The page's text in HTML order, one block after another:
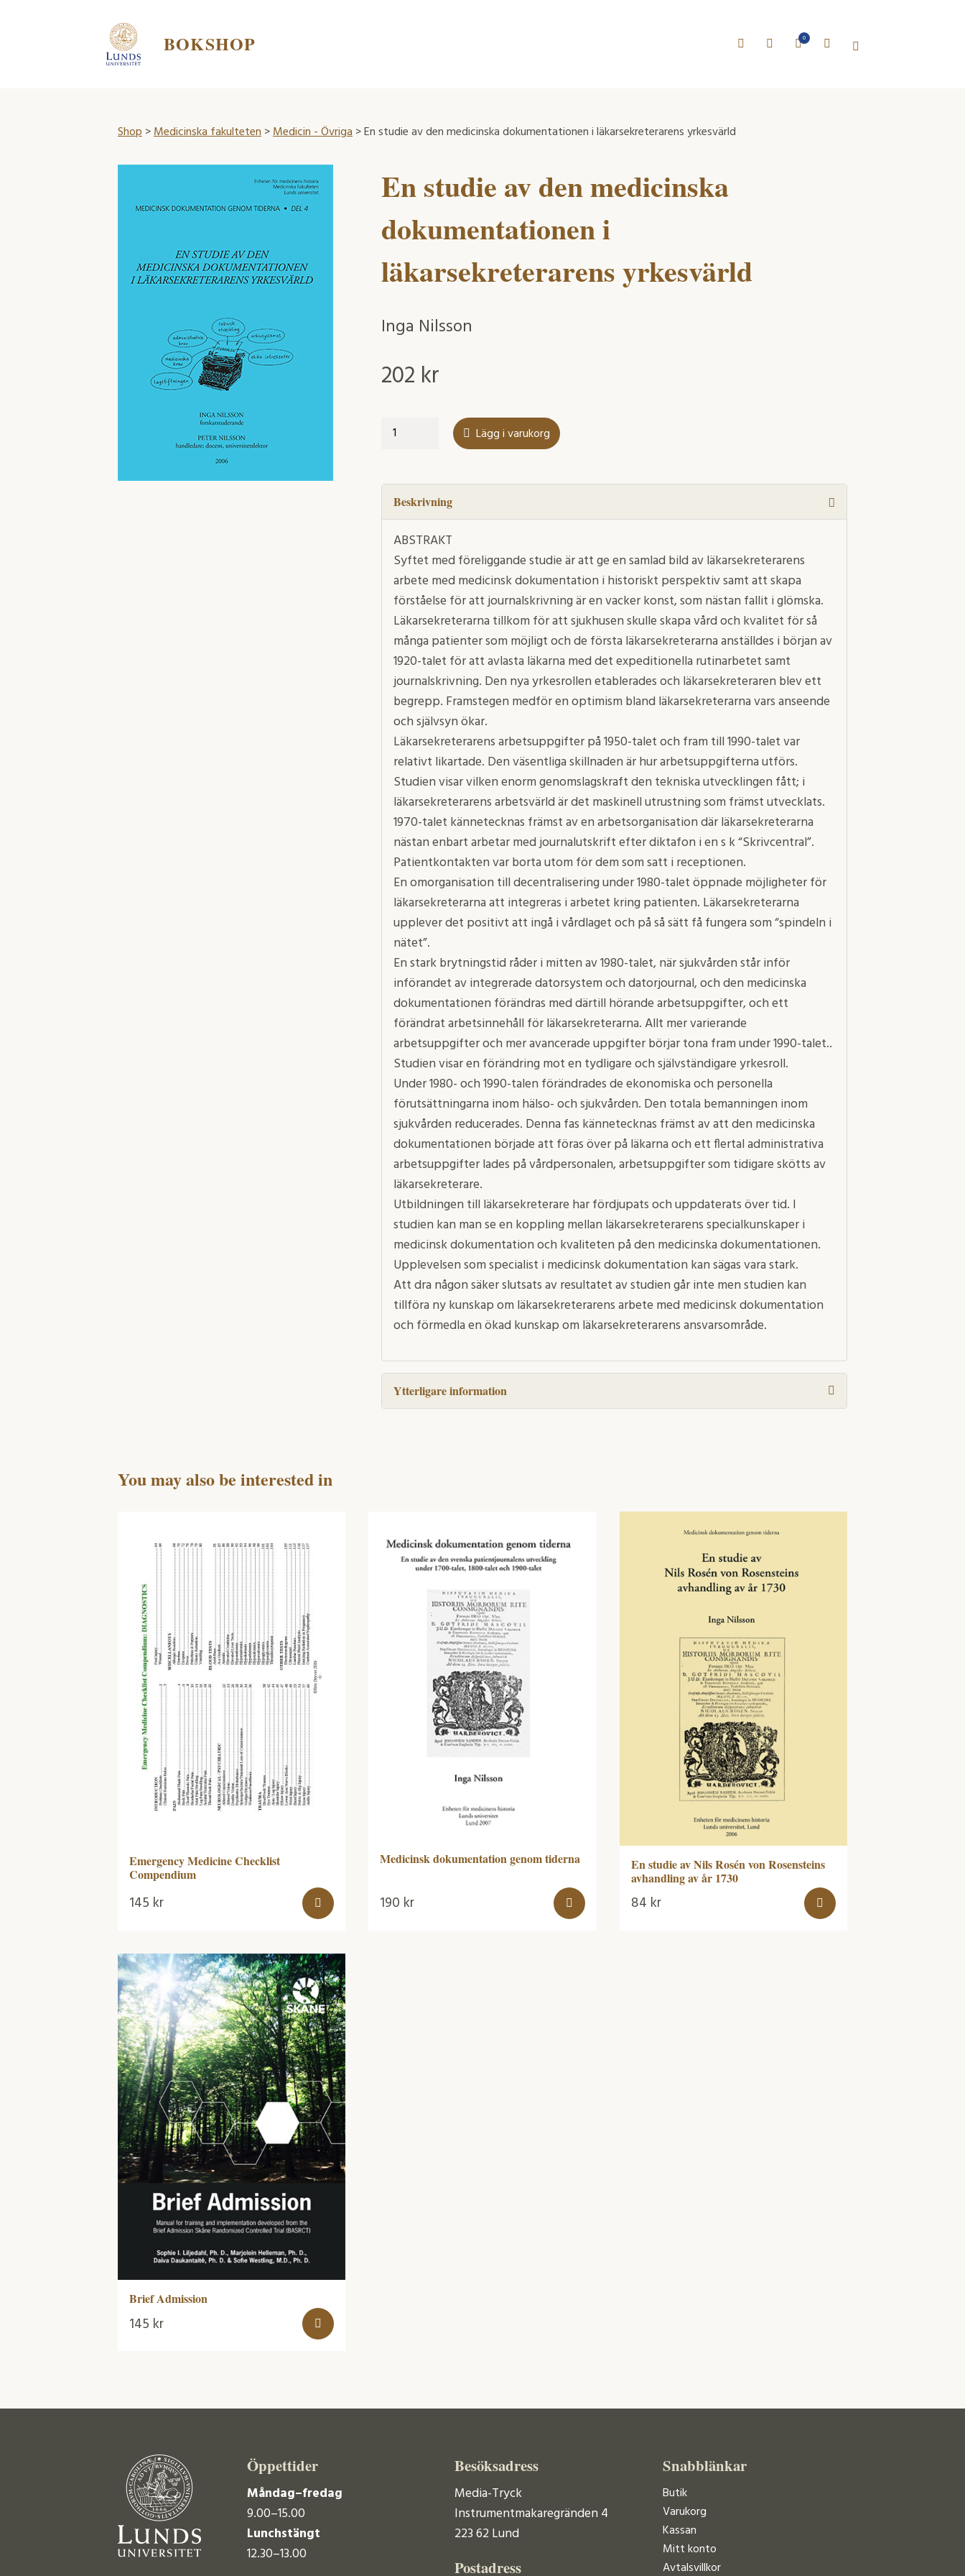
BOKSHOP 0
Shop>Medicinska fakulteten>Medicin - Övriga> En studie av den medicinska dokumentationen i läkarsekreterarens yrkesvärld
En studie av den medicinska
dokumentationen i
läkarsekreterarens yrkesvärld
Inga Nilsson
202 kr
den
medicinska
dokumentationen
läkarsekreterarens
yrkesvärld
mängd
Lägg i varukorg
Beskrivning
ABSTRAKT
Syftet med föreliggande studie är att ge en samlad bild av läkarsekreterarens
arbete med medicinsk dokumentation i historiskt perspektiv samt att skapa
förståelse för att journalskrivning är en vacker konst, som nästan fallit i glömska.
Läkarsekreterarna tillkom för att sjukhusen skulle skapa vård och kvalitet för så
många patienter som möjligt och de första läkarsekreterarna anställdes i början av
1920-talet för att avlasta läkarna med det expeditionella rutinarbetet samt
journalskrivning. Den nya yrkesrollen etablerades och läkarsekreteraren blev ett
begrepp. Framstegen medför en optimism bland läkarsekreterarna vars anseende
och självsyn ökar.
Läkarsekreterarens arbetsuppgifter på 1950-talet och fram till 1990-talet var
relativt likartade. Den väsentliga skillnaden är hur arbetsuppgifterna utförs.
Studien visar vilken enorm genomslagskraft den tekniska utvecklingen fått; i
läkarsekreterarens arbetsvärld är det maskinell utrustning som främst utvecklats.
1970-talet kännetecknas främst av en arbetsorganisation där läkarsekreterarna
nästan enbart arbetar med journalutskrift efter diktafon i en s k “Skrivcentral”.
Patientkontakten var borta utom för dem som satt i receptionen.
En omorganisation till decentralisering under 1980-talet öppnade möjligheter för
läkarsekreterarna att integreras i arbetet kring patienten. Läkarsekreterarna
upplever det positivt att ingå i vårdlaget och på så sätt få fungera som “spindeln i
nätet”.
En stark brytningstid råder i mitten av 1980-talet, när sjukvården står inför
införandet av integrerade datorsystem och datorjournal, och den medicinska
dokumentationen förändras med därtill hörande arbetsuppgifter, och ett
förändrat arbetsinnehåll för läkarsekreterarna. Allt mer varierande
arbetsuppgifter och mer avancerade uppgifter börjar tona fram under 1990-talet..
Studien visar en förändring mot en tydligare och självständigare yrkesroll.
Under 1980- och 1990-talen förändrades de ekonomiska och personella
förutsättningarna inom hälso- och sjukvården. Den totala bemanningen inom
sjukvården reducerades. Denna fas kännetecknas främst av att den medicinska
dokumentationen började att föras över på läkarna och ett flertal administrativa
arbetsuppgifter lades på vårdpersonalen, arbetsuppgifter som tidigare skötts av
läkarsekreterare.
Utbildningen till läkarsekreterare har fördjupats och uppdaterats över tid. I
studien kan man se en koppling mellan läkarsekreterarens specialkunskaper i
medicinsk dokumentation och kvaliteten på den medicinska dokumentationen.
Upplevelsen som specialist i medicinsk dokumentation kan sägas vara stark.
Att dra någon säker slutsats av resultatet av studien går inte men studien kan
tillföra ny kunskap om läkarsekreterarens arbete med medicinsk dokumentation
och förmedla en ökad kunskap om läkarsekreterarens ansvarsområde.
Ytterligare information
You may also be interested in
Emergency Medicine Checklist
Compendium
145 kr
Medicinsk dokumentation genom tiderna
190 kr
En studie av Nils Rosén von Rosensteins
avhandling av år 1730
84 kr
Brief Admission
145 kr
Öppettider
Måndag–fredag
9.00–15.00
Lunchstängt
12.30–13.00
Besöksadress
Media-Tryck
Instrumentmakaregränden 4
223 62 Lund
Postadress
Snabblänkar
Butik
Varukorg
Kassan
Mitt konto
Avtalsvillkor